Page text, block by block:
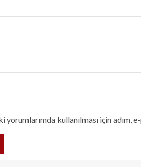
yorumlarımda kullanılması için adım,